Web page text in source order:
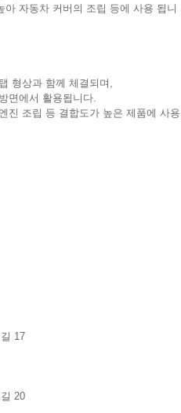
자동차 커버의 조립 등에 사용 됩니
형상과 함께 체결되며,
면에서 활용됩니다.
진 조립 등 결합도가 높은 제품에 사용
17
20